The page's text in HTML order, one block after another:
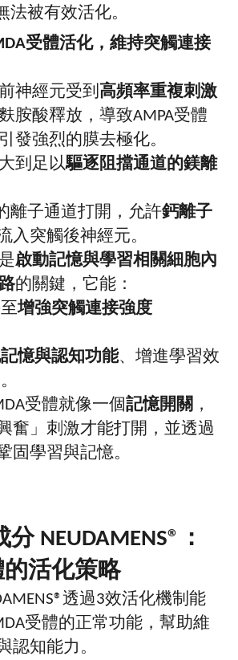
法被有效活化。
受體活化，維持突觸連接
神經元受到 高頻率重複刺激
胺酸釋放，導致AMPA受體
發強烈的膜去極化。
到足以驅逐阻擋通道的鎂離
離子通道打開，允許鈣離子
入突觸後神經元。
啟動記憶與學習相關細胞內
的關鍵，它能：
增強突觸連接強度
憶與認知功能、增進學習效
受體就像一個記憶開關 ，
奮」刺激才能打開，並透過
固學習與記憶。
分 NEUDAMENS® ：
活化策略
透過3效活化機制能
受體的正常功能，幫助維
認知能力。